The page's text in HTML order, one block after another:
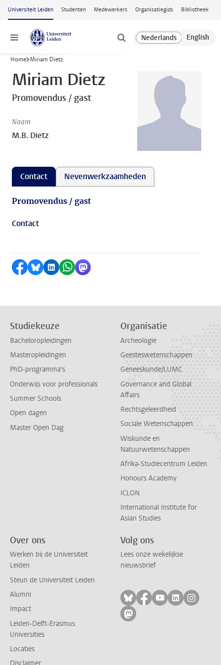
Ga naar hoofdinhoud
Universiteit Leiden Studenten Medewerkers Organisatiegids Bibliotheek
Menu
Home Miriam Dietz
Miriam Dietz
Promovendus / gast
Naam
M.B. Dietz
Contact Nevenwerkzaamheden
Promovendus / gast
Contact
Delen op Facebook
Delen via Bluesky
Delen op LinkedIn
Delen via WhatsApp
Delen via Mastodon
Studiekeuze
Bacheloropleidingen
Masteropleidingen
PhD-programma's
Onderwijs voor professionals
Summer Schools
Open dagen
Master Open Dag
Organisatie
Archeologie
Geesteswetenschappen
Geneeskunde/LUMC
Governance and Global
Affairs
Rechtsgeleerdheid
Sociale Wetenschappen
Wiskunde en
Natuurwetenschappen
Afrika-Studiecentrum Leiden
Honours Academy
ICLON
International Institute for
Asian Studies
Over ons
Werken bij de Universiteit
Leiden
Steun de Universiteit Leiden
Alumni
Impact
Leiden-Delft-Erasmus
Universities
Locaties
Volg ons
Lees onze wekelijkse
nieuwsbrief
Volg ons op bluesky
Volg ons op
Volg ons op
Volg ons
Volg
Volg ons op mastodon